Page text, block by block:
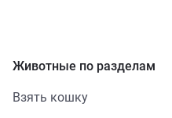
Животные по разделам
Взять кошку